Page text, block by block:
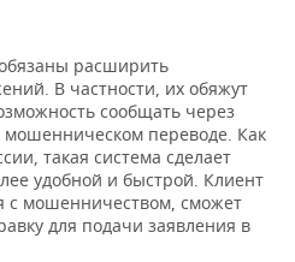
расширить
В частности, их обяжут
сообщать через
переводе. Как
такая система сделает
удобной и быстрой. Клиент
с мошенничеством, сможет
для подачи заявления в